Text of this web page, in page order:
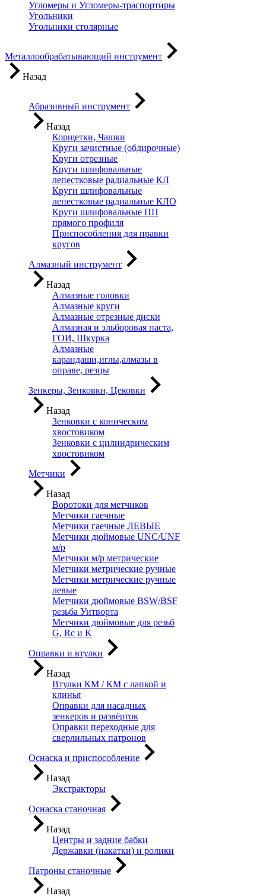
Угломеры и Угломеры-траспортиры
Угольники
Угольники столярные
Металлообрабатывающий инструмент
Назад
Абразивный инструмент
Назад
Корщетки, Чашки
Круги зачистные (обдирочные)
Круги отрезные
Круги шлифовальные
лепестковые радиальные КЛ
Круги шлифовальные
лепестковые радиальные КЛО
Круги шлифовальные ПП
прямого профиля
Приспособления для правки
кругов
Алмазный инструмент
Назад
Алмазные головки
Алмазные круги
Алмазные отрезные диски
Алмазная и эльборовая паста,
ГОИ, Шкурка
Алмазные
карандаши,иглы,алмазы в
оправе, резцы
Зенкеры, Зенковки, Цековки
Назад
Зенковки с коническим
хвостовиком
Зенковки с цилиндрическим
хвостовиком
Метчики
Назад
Воротоки для метчиков
Метчики гаечные
Метчики гаечные ЛЕВЫЕ
Метчики дюймовые UNC/UNF
м/р
Метчики м/р метрические
Метчики метрические ручные
Метчики метрические ручные
левые
Метчики дюймовые BSW/BSF
резьба Уитворта
Метчики дюймовые для резьб
G, Rc и K
Оправки и втулки
Назад
Втулки КМ / КМ с лапкой и
клинья
Оправки для насадных
зенкеров и развёрток
Оправки переходные для
сверлильных патронов
Оснаска и приспособление
Назад
Экстракторы
Оснаска станочная
Назад
Центры и задние бабки
Державки (накатки) и ролики
Патроны станочные
Назад